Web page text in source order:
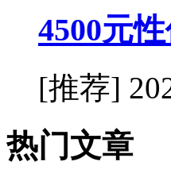
4500元
[推荐]
热门文章